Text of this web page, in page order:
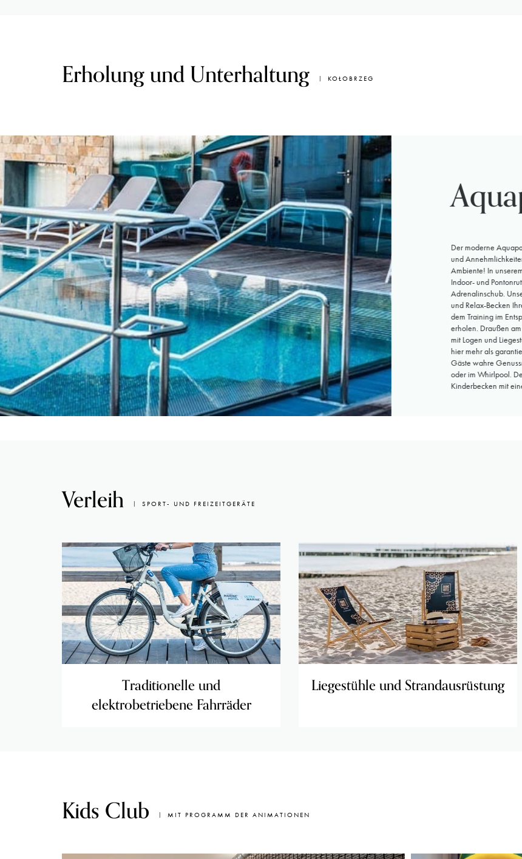
Erholung und Unterhaltung KOŁOBRZEG
Der moderne
und
Ambiente! In
Indoor- und
Adrenalinschub.
und Relax-Becken
dem Training im
erholen. Draußen
mit Logen und
hier mehr als
Gäste wahre
oder im Whirlpool.
Kinderbecken mit
Verleih SPORT- UND FREIZEITGERÄTE
Traditionelle und
elektrobetriebene Fahrräder
Liegestühle und Strandausrüstung
Kids Club MIT PROGRAMM DER ANIMATIONEN